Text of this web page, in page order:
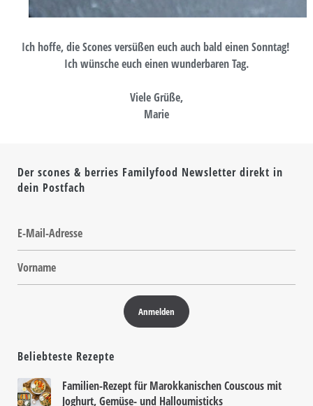
Ich hoffe, die Scones versüßen euch auch bald einen Sonntag!
Ich wünsche euch einen wunderbaren Tag.
Viele Grüße,
Marie
Der scones & berries Familyfood Newsletter direkt in
dein Postfach
Beliebteste Rezepte
Familien-Rezept für Marokkanischen Couscous mit
Joghurt, Gemüse- und Halloumisticks